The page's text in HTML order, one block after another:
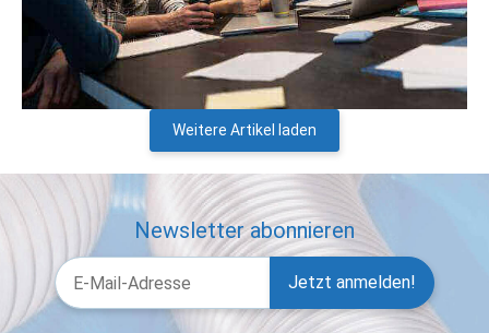
Weitere Artikel laden
Newsletter abonnieren
Jetzt anmelden!